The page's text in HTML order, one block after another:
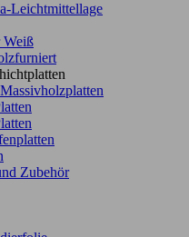
Leichtmittellage
Weiß
Zubehör